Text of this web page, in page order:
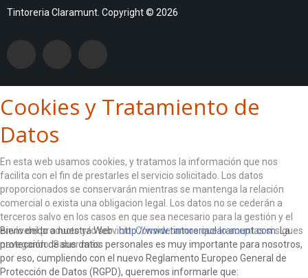
Tintoreria Claramunt. Copyright © 2026
Cookies y Tratamiento de
Datos
En esta web usamos cookies, y tratamos la información que nos
facilita con el fin de prestarles el servicio solicitado. Los datos
proporcionados se conservarán mientras se mantenga la relación
comercial o exista una obligacion legal. Los datos no se cederán a
terceros salvo en los casos en que sea necesario para la gestión y el
envío del producto y/o servicio. Consideramos que lo aceptas si sigues
navegando.Saber más
ACEPTO
Bienvenido a nuestra Web :http://www.tintoreriaclaramunt.com. La
protección de sus datos personales es muy importante para nosotros,
por eso, cumpliendo con el nuevo Reglamento Europeo General de
Protección de Datos (RGPD), queremos informarle que: